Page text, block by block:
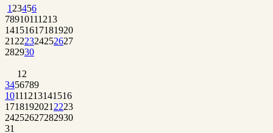
1 23456
78910111213
14151617181920
21 222324252627
282930
1 2
3456789
10111213141516
1718192021 2223
24252627282930
31